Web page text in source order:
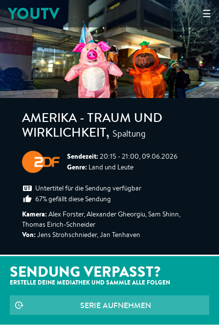
☰
YOUTV
AMERIKA - TRAUM UND
WIRKLICHKEIT, Spaltung
Sendezeit: 20:15 - 21:00, 09.06.2026
Genre: Land und Leute
Untertitel für die Sendung verfügbar
67% gefällt diese Sendung
Kamera: Alex Forster, Alexander Gheorgiu, Sam Shinn,
Thomas Eirich-Schneider
Von: Jens Strohschnieder, Jan Tenhaven
SENDUNG VERPASST?
ERSTELLE DEINE MEDIATHEK UND SAMMLE ALLE FOLGEN
SERIE AUFNEHMEN